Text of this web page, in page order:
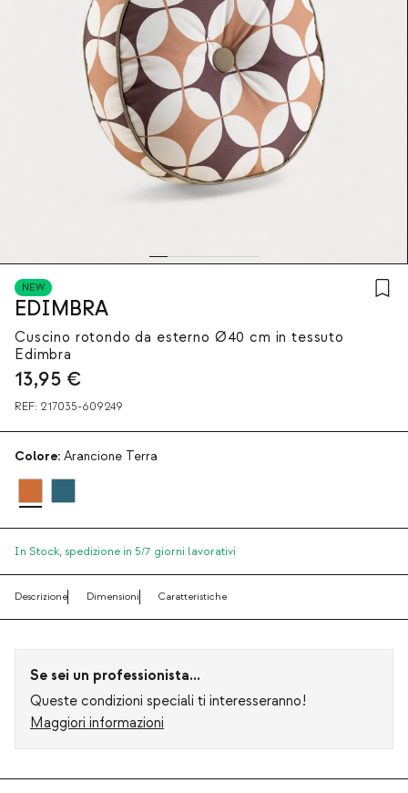
NEW
EDIMBRA
Cuscino rotondo da esterno Ø40 cm in tessuto
Edimbra
13,95 €
REF: 217035-609249
Colore: Arancione Terra
In Stock, spedizione in 5/7 giorni lavorativi
Descrizione Dimensioni Caratteristiche
Se sei un professionista...
Queste condizioni speciali ti interesseranno!
Maggiori informazioni